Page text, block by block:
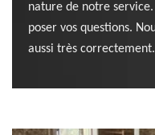
nature de notre
poser vos questions.
aussi très correctement.